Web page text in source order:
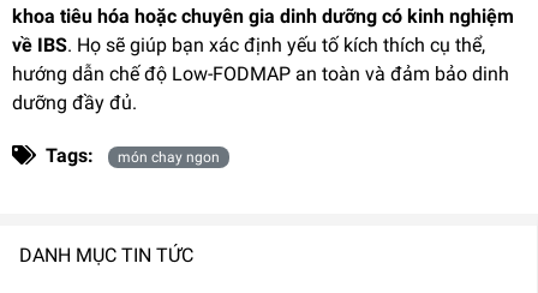
DANH MỤC TIN TỨC
khoa tiêu hóa hoặc chuyên gia dinh dưỡng có kinh nghiệm
về IBS. Họ sẽ giúp bạn xác định yếu tố kích thích cụ thể,
hướng dẫn chế độ Low-FODMAP an toàn và đảm bảo dinh
dưỡng đầy đủ.
Tags: món chay ngon